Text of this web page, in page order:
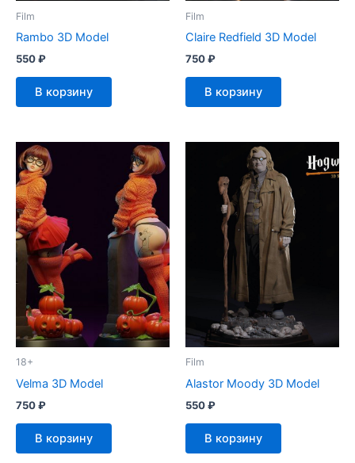
Film
Rambo 3D Model
550₽
В корзину
Film
Claire Redfield 3D Model
750₽
В корзину
18+
Velma 3D Model
750₽
В корзину
Film
Alastor Moody 3D Model
550₽
В корзину